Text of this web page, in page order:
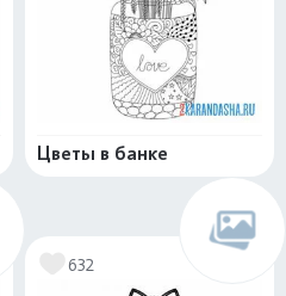
Цветы в банке
632